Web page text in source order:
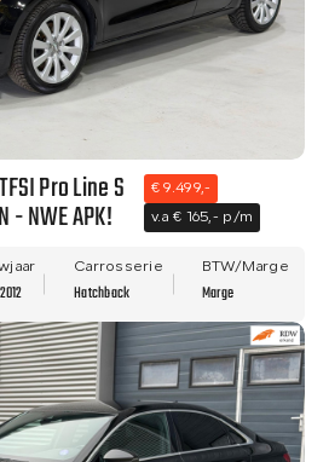
Pro Line S
- NWE APK!
€ 9.499,-
v.a € 165,- p/m
Carrosserie
Hatchback
BTW/Marge
Marge